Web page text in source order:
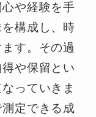
や経験を手
構成し、時
す。その過
や保留とい
っていきま
定できる成